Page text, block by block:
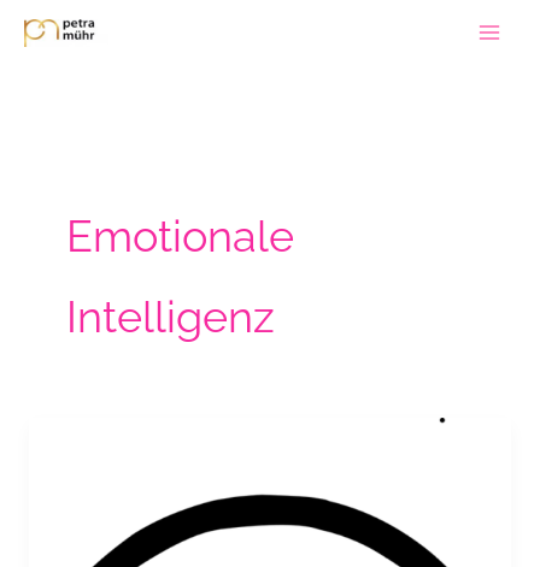
Zum
Inhalt
Emotionale
Intelligenz